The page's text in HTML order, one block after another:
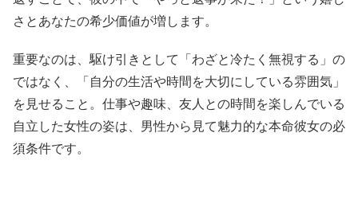
さとあなたの希少価値が増します。
重要なのは、駆け引きとして「わざと冷たく無視する」の
ではなく、「自分の生活や時間を大切にしている雰囲気」
を見せること。仕事や趣味、友人との時間を楽しんでいる
自立した女性の姿は、男性から見て魅力的な本命彼女の必
須条件です。